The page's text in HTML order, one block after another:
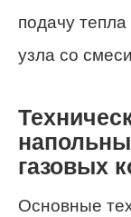
подачу
узла со
газовых
Основные